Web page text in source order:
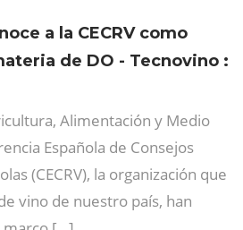
a la CECRV como
de DO - Tecnovino :
Alimentación y Medio
Española de Consejos
(CECRV), la organización que
vino de nuestro país, han